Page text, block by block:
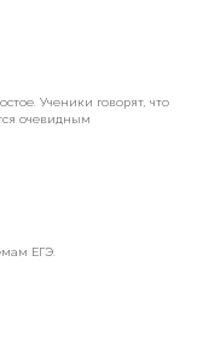
Ученики говорят, что
очевидным
ЕГЭ.